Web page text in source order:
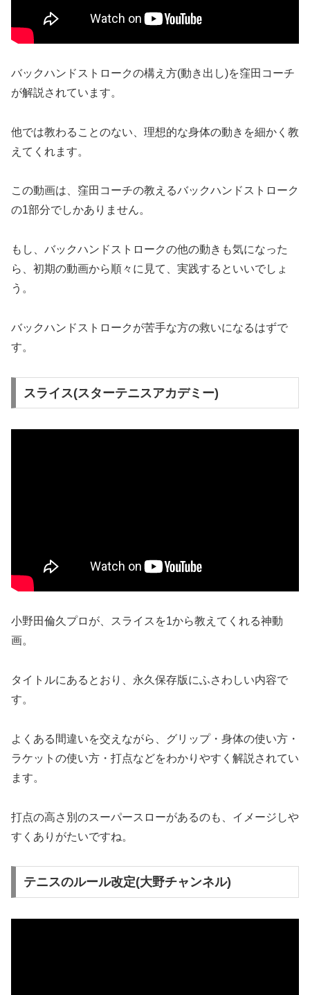
バックハンドストロークの構え方(動き出し)を窪田コーチ
が解説されています。
他では教わることのない、理想的な身体の動きを細かく教
えてくれます。
この動画は、窪田コーチの教えるバックハンドストローク
の1部分でしかありません。
もし、バックハンドストロークの他の動きも気になった
ら、初期の動画から順々に見て、実践するといいでしょ
う。
バックハンドストロークが苦手な方の救いになるはずで
す。
スライス(スターテニスアカデミー)
小野田倫久プロが、スライスを1から教えてくれる神動
画。
タイトルにあるとおり、永久保存版にふさわしい内容で
す。
よくある間違いを交えながら、グリップ・身体の使い方・
ラケットの使い方・打点などをわかりやすく解説されてい
ます。
打点の高さ別のスーパースローがあるのも、イメージしや
すくありがたいですね。
テニスのルール改定(大野チャンネル)